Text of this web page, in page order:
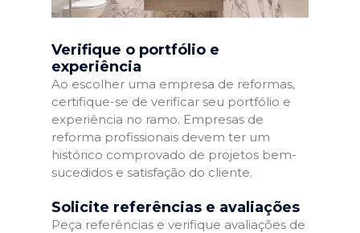
Verifique o portfólio e
experiência
Ao escolher uma empresa de reformas,
certifique-se de verificar seu portfólio e
experiência no ramo. Empresas de
reforma profissionais devem ter um
histórico comprovado de projetos bem-
sucedidos e satisfação do cliente.
Solicite referências e avaliações
Peça referências e verifique avaliações de